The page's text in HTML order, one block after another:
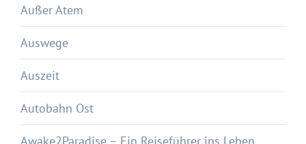
Außer Atem
Auswege
Auszeit
Autobahn Ost